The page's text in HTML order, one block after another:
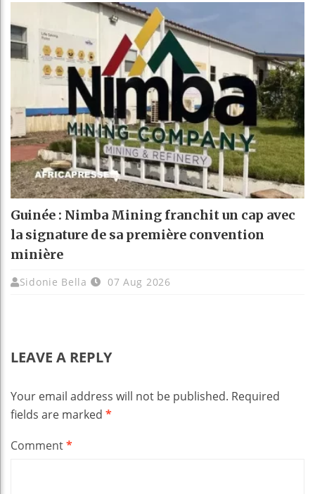
Guinée : Nimba Mining franchit un cap avec
la signature de sa première convention
minière
Sidonie Bella 07 Aug 2026
LEAVE A REPLY
Your email address will not be published. Required
fields are marked *
Comment*